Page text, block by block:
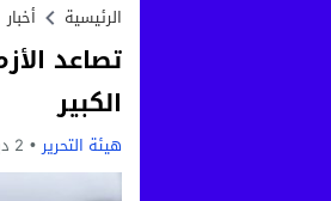
الرئيسية
أخبار
تصاعد
الكبير
هيئة التحرير 2 ديسمبر 2023